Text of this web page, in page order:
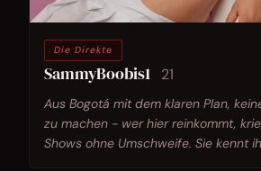
Die Direkte
SammyBoobis1 21
Aus Bogotá mit dem klaren Plan,
zu machen - wer hier reinkommt,
Shows ohne Umschweife. Sie kennt